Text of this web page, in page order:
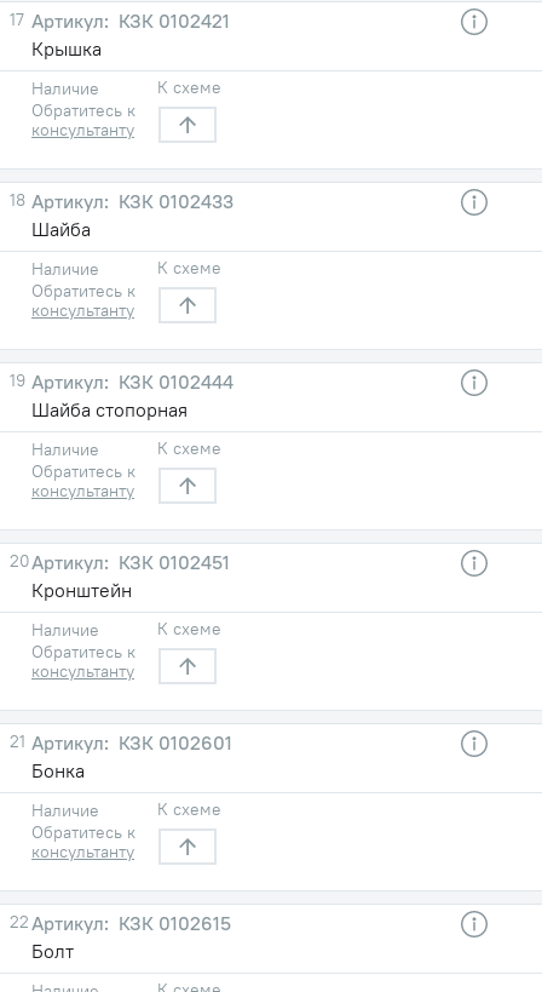
17
КЗК 0102421
Крышка
Наличие
Обратитесь к
консультанту
К схеме
18
КЗК 0102433
Шайба
Наличие
Обратитесь к
консультанту
К схеме
19
КЗК 0102444
Шайба стопорная
Наличие
Обратитесь к
консультанту
К схеме
20
КЗК 0102451
Кронштейн
Наличие
Обратитесь к
консультанту
К схеме
21
КЗК 0102601
Бонка
Наличие
Обратитесь к
консультанту
К схеме
22
КЗК 0102615
Болт